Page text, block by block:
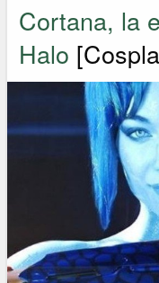
Cortana, la
Halo